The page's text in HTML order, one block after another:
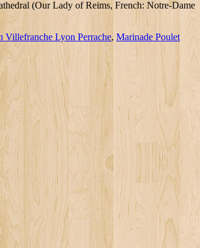
Villefranche Lyon Perrache, Marinade Poulet